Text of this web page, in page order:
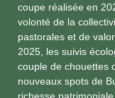
coupe réalisée en
volonté de la
pastorales et de
2025, les suivis
couple de chouettes
nouveaux spots de
richesse patrimoniale